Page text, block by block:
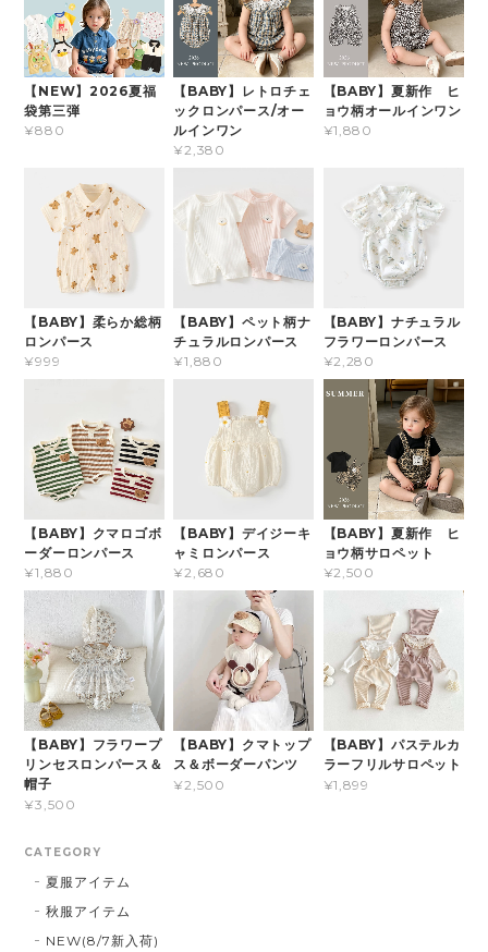
【NEW】2026夏福
袋第三弾
¥880
【BABY】レトロチェ
ックロンパース/オー
ルインワン
¥2,380
【BABY】夏新作 ヒ
ョウ柄オールインワン
¥1,880
【BABY】柔らか総柄
ロンパース
¥999
【BABY】ペット柄ナ
チュラルロンパース
¥1,880
【BABY】ナチュラル
フラワーロンパース
¥2,280
【BABY】クマロゴボ
ーダーロンパース
¥1,880
【BABY】デイジーキ
ャミロンパース
¥2,680
【BABY】夏新作 ヒ
ョウ柄サロペット
¥2,500
【BABY】フラワープ
リンセスロンパース＆
帽子
¥3,500
【BABY】クマトップ
ス＆ボーダーパンツ
¥2,500
【BABY】パステルカ
ラーフリルサロペット
¥1,899
CATEGORY
夏服アイテム
秋服アイテム
NEW(8/7新入荷)